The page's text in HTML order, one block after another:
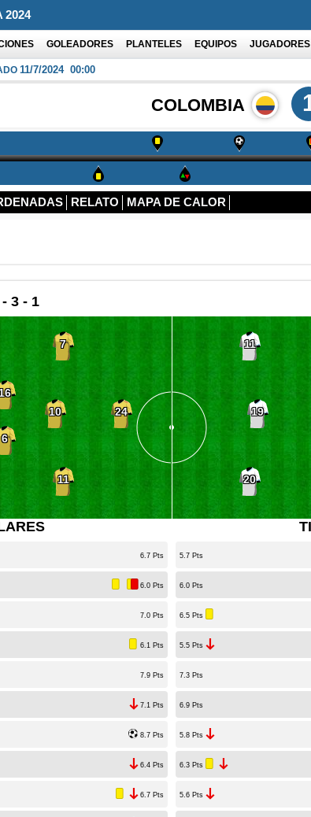
2024
GOLEADORES PLANTELES EQUIPOS JUGADORES
11/7/2024 00:00
COLOMBIA
MAPA DE CALOR
RELATO
3 - 1
6
7
10
11
24
11
19
20
6.7 Pts
6.0 Pts
7.0 Pts
6.1 Pts
7.9 Pts
7.1 Pts
8.7 Pts
6.4 Pts
6.7 Pts
5.7 Pts
6.0 Pts
6.5 Pts
5.5 Pts
7.3 Pts
6.9 Pts
5.8 Pts
6.3 Pts
5.6 Pts